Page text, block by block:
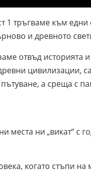
1 тръгваме към едни
и древното
отвъд историята
цивилизации,
а среща с
места ни „викат“ с
когато стъпи